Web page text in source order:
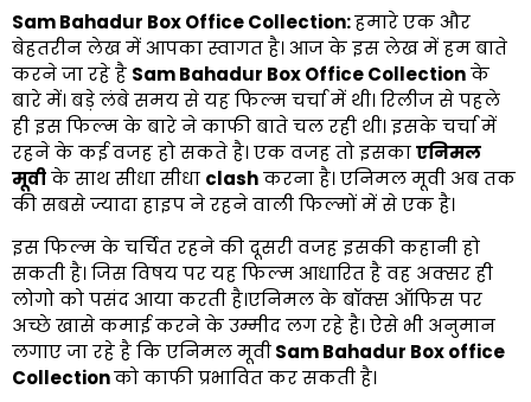
Sam Bahadur Box Office Collection:हमारे एक और
बेहतरीन लेख में आपका स्वागत है। आज के इस लेख में हम बाते
करने जा रहे है Sam Bahadur Box Office Collectionके
बारे में। बड़े लंबे समय से यह फिल्म चर्चा में थी। रिलीज से पहले
ही इस फिल्म के बारे ने काफी बाते चल रही थी। इसके चर्चा में
रहने के कई वजह हो सकते है। एक वजह तो इसकाएनिमल
मूवीके साथ सीधा सीधा clashकरना है। एनिमल मूवी अब तक
की सबसे ज्यादा हाइप ने रहने वाली फिल्मों में से एक है।
इस फिल्म के चर्चित रहने की दूसरी वजह इसकी कहानी हो
सकती है। जिस विषय पर यह फिल्म आधारित है वह अक्सर ही
लोगो को पसंद आया करती है।एनिमल के बॉक्स ऑफिस पर
अच्छे खासे कमाई करने के उम्मीद लग रहे है। ऐसे भी अनुमान
लगाए जा रहे है कि एनिमल मूवीSam Bahadur Box office
Collectionको काफी प्रभावित कर सकती है।